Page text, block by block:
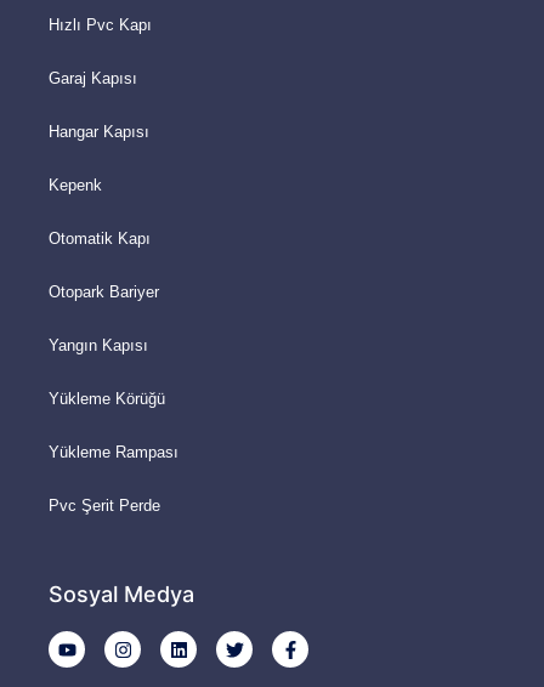
Hızlı Pvc Kapı
Garaj Kapısı
Hangar Kapısı
Kepenk
Otomatik Kapı
Otopark Bariyer
Yangın Kapısı
Yükleme Körüğü
Yükleme Rampası
Pvc Şerit Perde
Sosyal Medya
Y
o
I
n
L
i
T
w
F
a